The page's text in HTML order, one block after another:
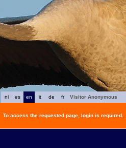
fr
de
it
en
es
nl
Visitor Anonymous
To access the requested page, login is required.